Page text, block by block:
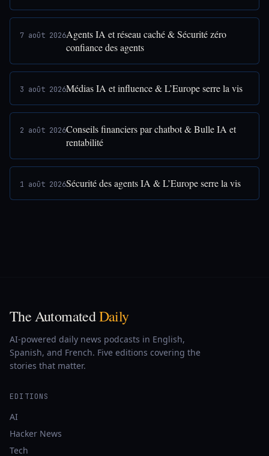
7 août 2026Agents IA et réseau caché & Sécurité zéro
confiance des agents
3 août 2026Médias IA et influence & L’Europe serre la vis
2 août 2026Conseils financiers par chatbot & Bulle IA et
rentabilité
1 août 2026Sécurité des agents IA & L’Europe serre la vis
The AutomatedDaily
AI-powered daily news podcasts in English,
Spanish, and French. Five editions covering the
stories that matter.
EDITIONS
AI
Hacker News
Tech